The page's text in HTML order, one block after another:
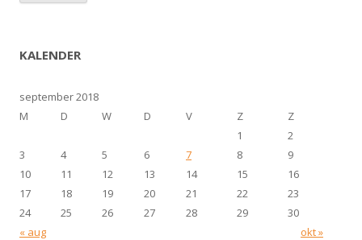
KALENDER
september 2018
M
D W D V Z Z
« aug okt »
1
2
3
4 5 6 7 8
9
10
11 12 13 14 15
16
17
18 19 20 21 22
23
24
25 26 27 28 29 30